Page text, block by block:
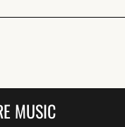
MUSIC